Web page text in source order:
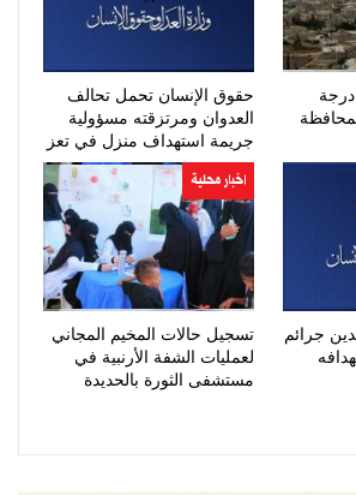
هزّة أرضية بقوة 3.9 درجة
حقوق الإنسان تحمل تحالف
العدوان ومرتزقته مسؤولية
جريمة استهداف منزل في تعز
جرائم
اخبار محلية
تسجيل حالات المخيم المجاني
لعمليات الشفة الأرنبية في
مستشفى الثورة بالحديدة